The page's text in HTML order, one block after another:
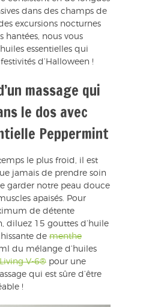
dans des champs de
excursions nocturnes
hantées, nous vous
essentielles qui
d’Halloween !
massage qui
le dos avec
Peppermint
le plus froid, il est
jamais de prendre soin
garder notre peau douce
apaisés. Pour
de détente
diluez 15 gouttes d’huile
de menthe
du mélange d’huiles
V-6® pour une
qui est sûre d’être
!